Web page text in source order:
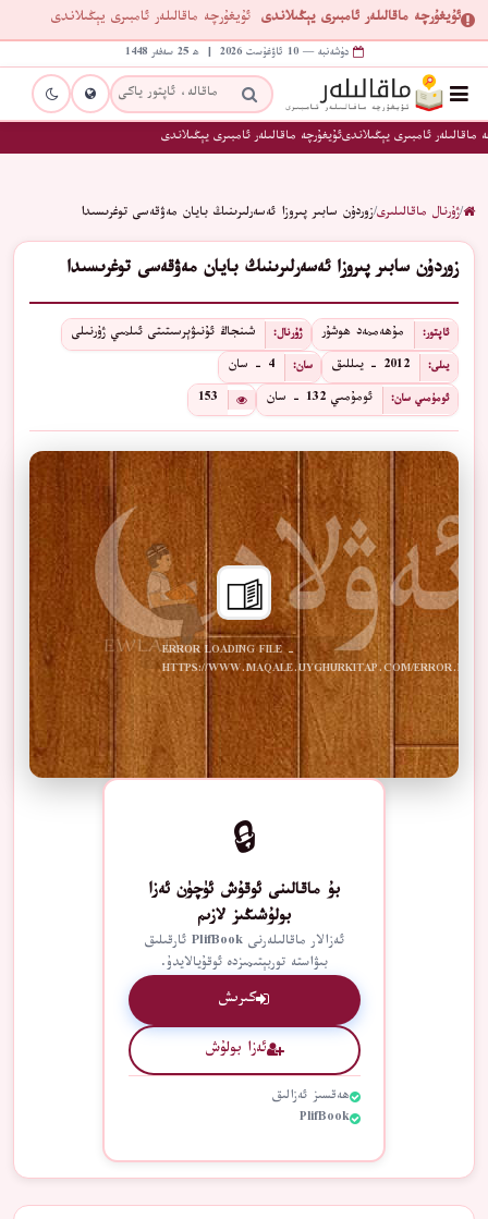
ئۇيغۇرچە ماقالىلەر ئامبىرى يېڭىلاندى ئۇيغۇرچە ماقالىلەر ئامبىرى يېڭىلاندى
دۈشەنبە — 10 ئاۋغۇست 2026 | ھ 25 سەفەر 1448
ماقالىلەر ئامبىرى يېڭىلاندىئۇيغۇرچە ماقالىلەر ئامبىرى يېڭىلاندى
/ژۇرنال ماقالىلىرى/زوردۇن سابىر پىروزا ئەسەرلىرىنىڭ بايان مەۋقەسى توغرىسىدا
زوردۇن سابىر پىروزا ئەسەرلىرىنىڭ بايان مەۋقەسى توغرىسىدا
ئاپتور: مۇھەممەد ھوشۇر ژۇرنال: شىنجاڭ ئۇنىۋېرسىتىتى ئىلمىي ژۇرنىلى
يىلى: 2012 - يىللىق سان: 4 - سان
ئومۇمىي سان: ئومۇمىي 132 - سان 153
ERROR LOADING FILE -
HTTPS://WWW.MAQALE.UYGHURKITAP.COM/ERROR.PDF
🔒
بۇ ماقالىنى ئوقۇش ئۈچۈن ئەزا
بولۇشىڭىز لازىم
ئەزالار ماقالىلەرنى PlifBook ئارقىلىق
بىۋاستە توربېتىمىزدە ئوقۇيالايدۇ.
كىرىش
ئەزا بولۇش
ھەقسىز ئەزالىق
PlifBook